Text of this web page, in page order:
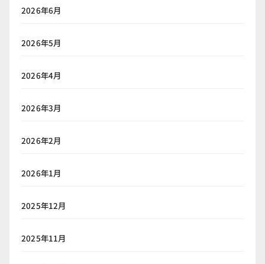
2026年6月
2026年5月
2026年4月
2026年3月
2026年2月
2026年1月
2025年12月
2025年11月